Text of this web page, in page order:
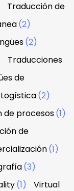
Traducción de
(2)
(2)
Traducciones
de
(2)
de procesos(1)
de
(1)
(3)
(1)
Virtual